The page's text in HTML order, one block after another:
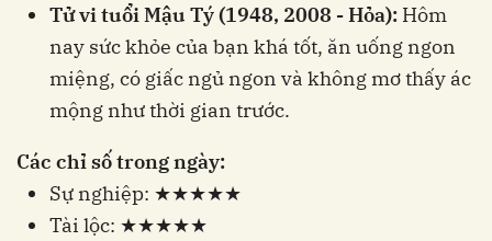
Tử vi tuổi Mậu Tý (1948, 2008 - Hỏa): Hôm
nay sức khỏe của bạn khá tốt, ăn uống ngon
miệng, có giấc ngủ ngon và không mơ thấy ác
mộng như thời gian trước.
Các chỉ số trong ngày:
Sự nghiệp: ★★★★★
Tài lộc: ★★★★★